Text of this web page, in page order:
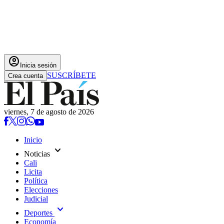
account_circle Inicia sesión
Crea cuenta SUSCRÍBETE
viernes, 7 de agosto de 2026
Inicio
Noticias expand_more
Cali
Licita
Política
Elecciones
Judicial
Deportes expand_more
Economía